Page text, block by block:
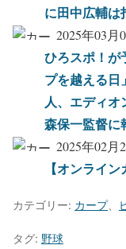
に田中広輔は
2025年03月
ひろスポ！が
プを越える
人、エディオ
森保一監督
2025年02月
【オンライ
カテゴリー: カープ、
タグ: 野球